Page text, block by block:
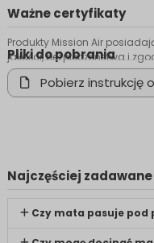
Ważne certyfikaty
Produkty Mission Air
jakości, bezpieczeństwa i
Pliki do pobrania
Pobierz instrukcję
Najczęściej
Czy mata pasuje pod